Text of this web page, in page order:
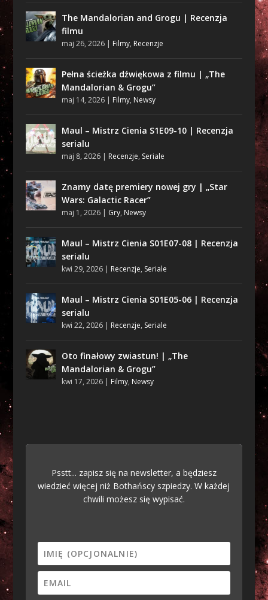
The Mandalorian and Grogu | Recenzja
filmu
maj 26, 2026| Filmy, Recenzje
Pełna ścieżka dźwiękowa z filmu | „The
Mandalorian & Grogu”
maj 14, 2026| Filmy, Newsy
Maul – Mistrz Cienia S1E09-10 | Recenzja
serialu
maj 8, 2026| Recenzje, Seriale
Znamy datę premiery nowej gry | „Star
Wars: Galactic Racer”
maj 1, 2026| Gry, Newsy
Maul – Mistrz Cienia S01E07-08 | Recenzja
serialu
kwi 29, 2026| Recenzje, Seriale
Maul – Mistrz Cienia S01E05-06 | Recenzja
serialu
kwi 22, 2026| Recenzje, Seriale
Oto finałowy zwiastun! | „The
Mandalorian & Grogu”
kwi 17, 2026| Filmy, Newsy
Psstt... zapisz się na newsletter, a będziesz
wiedzieć więcej niż Bothańscy szpiedzy. W każdej
chwili możesz się wypisać.